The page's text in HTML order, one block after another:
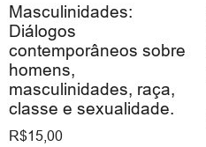
Masculinidades:
Diálogos
contemporâneos sobre
homens,
masculinidades, raça,
classe e sexualidade.
R$15,00